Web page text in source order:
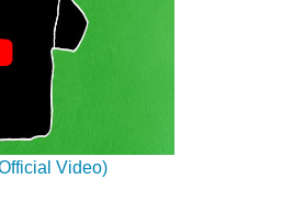
Video)